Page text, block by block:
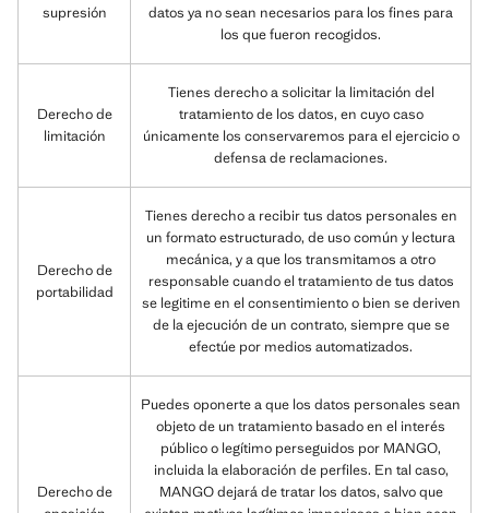
supresión
datos ya no sean necesarios para los fines para
los que fueron recogidos.
Derecho de
limitación
Tienes derecho a solicitar la limitación del
tratamiento de los datos, en cuyo caso
únicamente los conservaremos para el ejercicio o
defensa de reclamaciones.
Derecho de
portabilidad
Tienes derecho a recibir tus datos personales en
un formato estructurado, de uso común y lectura
mecánica, y a que los transmitamos a otro
responsable cuando el tratamiento de tus datos
se legitime en el consentimiento o bien se deriven
de la ejecución de un contrato, siempre que se
efectúe por medios automatizados.
Derecho de
Puedes oponerte a que los datos personales sean
objeto de un tratamiento basado en el interés
público o legítimo perseguidos por MANGO,
incluida la elaboración de perfiles. En tal caso,
MANGO dejará de tratar los datos, salvo que